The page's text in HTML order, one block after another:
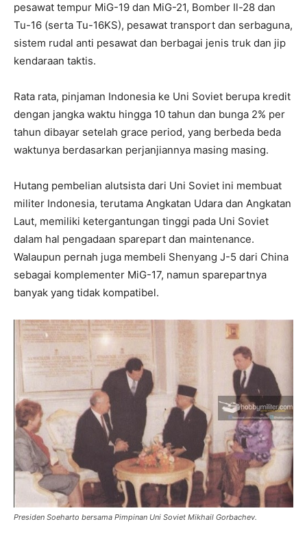
pesawat tempur MiG-19 dan MiG-21, Bomber Il-28 dan
Tu-16 (serta Tu-16KS), pesawat transport dan serbaguna,
sistem rudal anti pesawat dan berbagai jenis truk dan jip
kendaraan taktis.
Rata rata, pinjaman Indonesia ke Uni Soviet berupa kredit
dengan jangka waktu hingga 10 tahun dan bunga 2% per
tahun dibayar setelah grace period, yang berbeda beda
waktunya berdasarkan perjanjiannya masing masing.
Hutang pembelian alutsista dari Uni Soviet ini membuat
militer Indonesia, terutama Angkatan Udara dan Angkatan
Laut, memiliki ketergantungan tinggi pada Uni Soviet
dalam hal pengadaan sparepart dan maintenance.
Walaupun pernah juga membeli Shenyang J-5 dari China
sebagai komplementer MiG-17, namun sparepartnya
banyak yang tidak kompatibel.
Presiden Soeharto bersama Pimpinan Uni Soviet Mikhail Gorbachev.